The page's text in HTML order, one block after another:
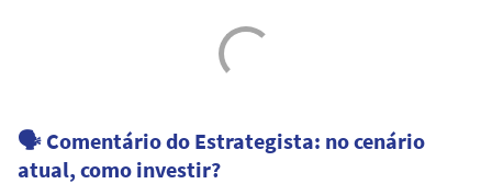
🗣️ Comentário do Estrategista: no cenário
atual, como investir?